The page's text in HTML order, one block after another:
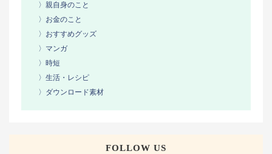
〉親自身のこと
〉お金のこと
〉おすすめグッズ
〉マンガ
〉時短
〉生活・レシピ
〉ダウンロード素材
FOLLOW US